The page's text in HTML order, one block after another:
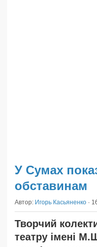
У Сумах
обставинам
Автор: Игорь Касьяненко ·
Творчий
театру імені